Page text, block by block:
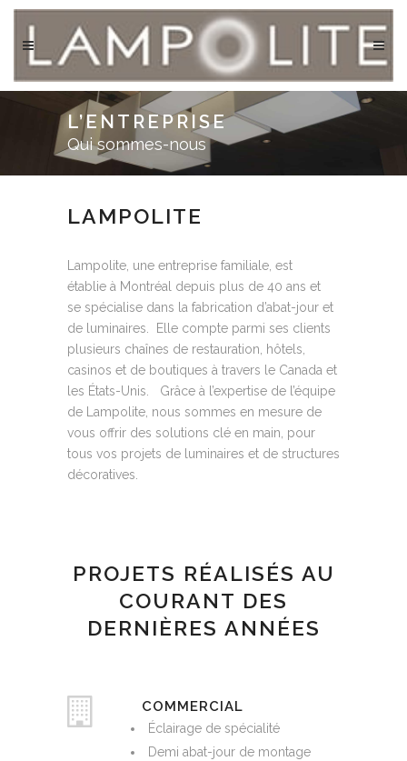
L’ENTREPRISE
Qui sommes-nous
LAMPOLITE
Lampolite, une entreprise familiale, est
établie à Montréal depuis plus de 40 ans et
se spécialise dans la fabrication d’abat-jour et
de luminaires. Elle compte parmi ses clients
plusieurs chaînes de restauration, hôtels,
casinos et de boutiques à travers le Canada et
les États-Unis. Grâce à l’expertise de l’équipe
de Lampolite, nous sommes en mesure de
vous offrir des solutions clé en main, pour
tous vos projets de luminaires et de structures
décoratives.
PROJETS RÉALISÉS AU
COURANT DES
DERNIÈRES ANNÉES
COMMERCIAL
Éclairage de spécialité
Demi abat-jour de montage